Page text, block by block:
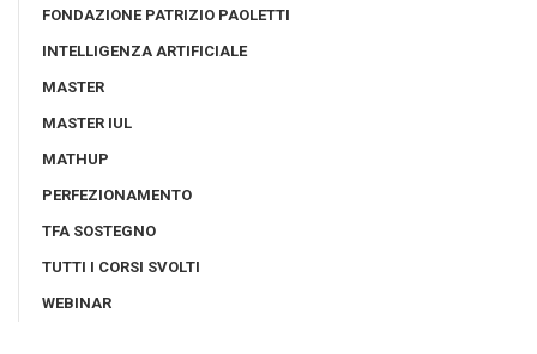
FONDAZIONE PATRIZIO PAOLETTI
INTELLIGENZA ARTIFICIALE
MASTER
MASTER IUL
MATHUP
PERFEZIONAMENTO
TFA SOSTEGNO
TUTTI I CORSI SVOLTI
WEBINAR